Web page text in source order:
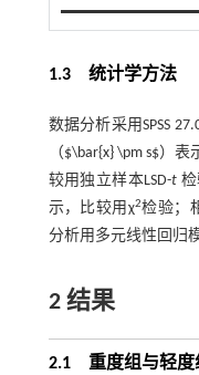
1.3 统计学方法
数据分析采用SPSS
（$\bar{x} \pm s$）表
较用独立样本LSD-t
示，比较用χ2检验；
分析用多元线性回归
2 结果
2.1 重度组与轻度